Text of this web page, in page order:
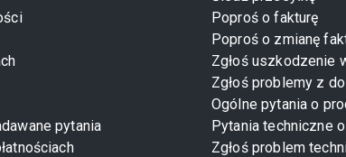
pytania
Poproś o fakturę
Poproś o zmianę
Zgłoś uszkodzenie
Zgłoś problemy z
Ogólne pytania o
Pytania techniczne
Zgłoś problem